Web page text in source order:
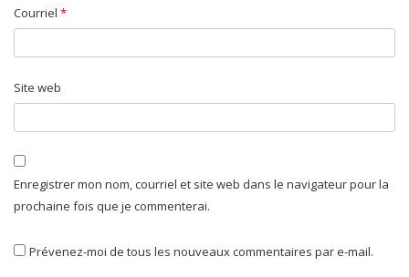
Courriel *
Site web
Enregistrer mon nom, courriel et site web dans le navigateur pour la
prochaine fois que je commenterai.
Prévenez-moi de tous les nouveaux commentaires par e-mail.